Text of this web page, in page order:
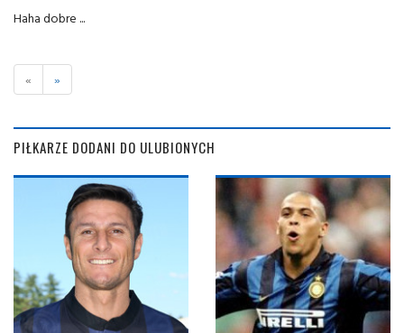
Haha dobre ...
« »
PIŁKARZE DODANI DO ULUBIONYCH